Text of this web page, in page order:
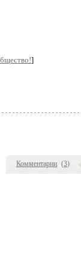
Комментарии (3)
]